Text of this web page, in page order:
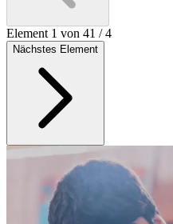
Element 1 von 41 /4
Nächstes Element